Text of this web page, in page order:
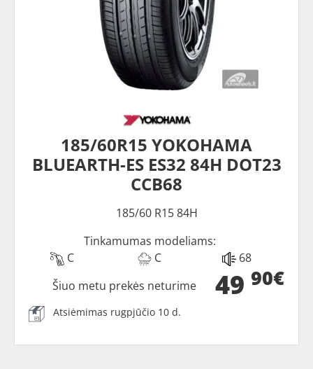
185/60R15 YOKOHAMA
BLUEARTH-ES ES32 84H DOT23
CCB68
185/60 R15 84H
Tinkamumas modeliams:
C
C 68
49 90€
Šiuo metu prekės neturime
Atsiėmimas rugpjūčio 10 d.